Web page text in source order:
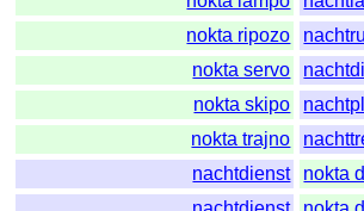
nokta ripozo
nokta servo
nokta skipo
nokta trajno
nachtdienst
nokta